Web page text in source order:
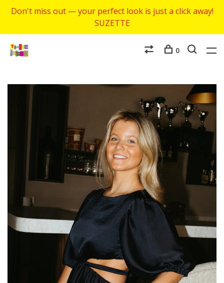
Don't miss out — your perfect look is just a click away!
SUZETTE
0